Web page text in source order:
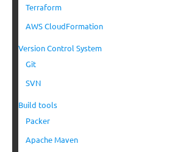
Terraform
AWS CloudFormation
Version Control System
Git
SVN
Build tools
Packer
Apache Maven